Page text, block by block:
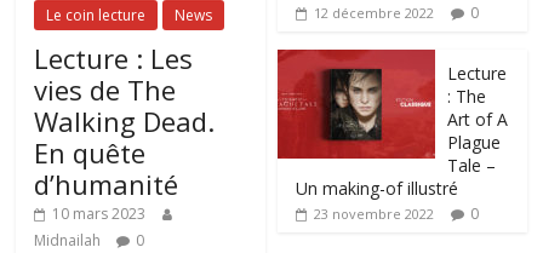
Le coin lecture News
Lecture : Les
vies de The
Walking Dead.
En quête
d’humanité
10 mars 2023
Midnailah
0
12 décembre 2022 0
Lecture
: The
Art of A
Plague
Tale –
Un making-of illustré
23 novembre 2022 0